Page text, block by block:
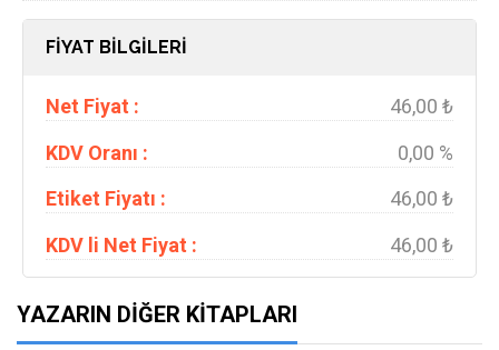
FİYAT BİLGİLERİ
Net Fiyat :
46,00 ₺
KDV Oranı :
0,00 %
Etiket Fiyatı :
46,00 ₺
KDV li Net Fiyat :
46,00 ₺
YAZARIN DIĞER KITAPLARI